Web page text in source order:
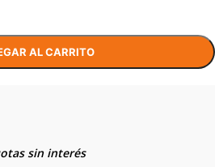
AL CARRITO
sin interés